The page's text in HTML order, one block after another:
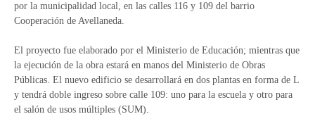
por la municipalidad local, en las calles 116 y 109 del barrio
Cooperación de Avellaneda.
El proyecto fue elaborado por el Ministerio de Educación; mientras que
la ejecución de la obra estará en manos del Ministerio de Obras
Públicas. El nuevo edificio se desarrollará en dos plantas en forma de L
y tendrá doble ingreso sobre calle 109: uno para la escuela y otro para
el salón de usos múltiples (SUM).